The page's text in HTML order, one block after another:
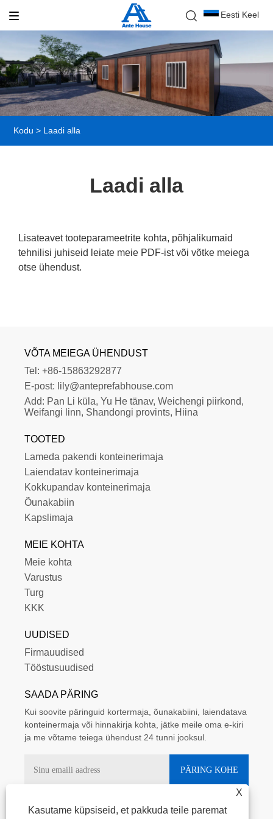
Eesti Keel
Kodu > Laadi alla
Laadi alla
Lisateavet tooteparameetrite kohta, põhjalikumaid
tehnilisi juhiseid leiate meie PDF-ist või võtke meiega
otse ühendust.
VÕTA MEIEGA ÜHENDUST
Tel: +86-15863292877
E-post: lily@anteprefabhouse.com
Add: Pan Li küla, Yu He tänav, Weichengi piirkond,
Weifangi linn, Shandongi provints, Hiina
TOOTED
Lameda pakendi konteinerimaja
Laiendatav konteinerimaja
Kokkupandav konteinerimaja
Õunakabiin
Kapslimaja
MEIE KOHTA
Meie kohta
Varustus
Turg
KKK
UUDISED
Firmauudised
Tööstusuudised
SAADA PÄRING
Kui soovite päringuid kortermaja, õunakabiini, laiendatava
konteinermaja või hinnakirja kohta, jätke meile oma e-kiri
ja me võtame teiega ühendust 24 tunni jooksul.
X
Kasutame küpsiseid, et pakkuda teile paremat